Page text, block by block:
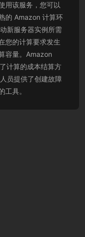
用该服务，您可以
的 Amazon 计算环
新服务器实例所需
您的计算要求发生
容量。Amazon
计算的成本结算方
员提供了创建故障
工具。